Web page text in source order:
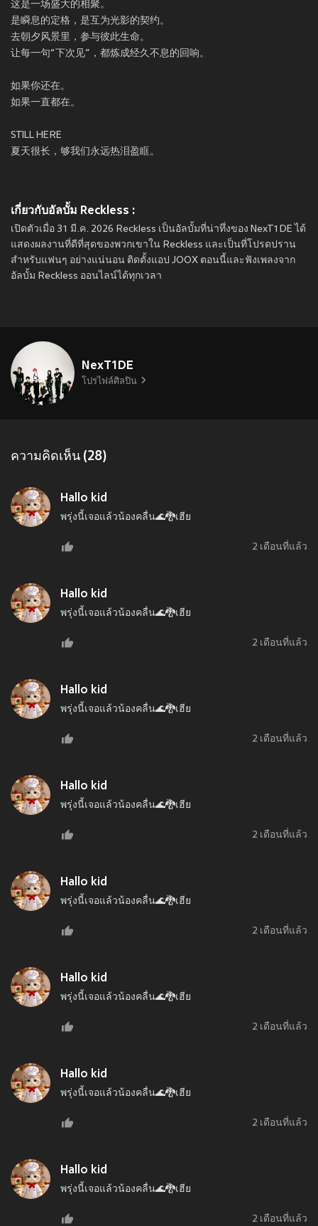
这是一场盛大的相聚。
是瞬息的定格，是互为光影的契约。
去朝夕风景里，参与彼此生命。
让每一句“下次见”，都炼成经久不息的回响。
如果你还在。
如果一直都在。
STILL HERE
夏天很长，够我们永远热泪盈眶。
เกี่ยวกับอัลบั้ม Reckless :
เปิดตัวเมื่อ 31 มี.ค. 2026 Reckless เป็นอัลบั้มที่น่าทึ่งของ NexT1DE ได้
แสดงผลงานที่ดีที่สุดของพวกเขาใน Reckless และเป็นที่โปรดปราน
สำหรับแฟนๆ อย่างแน่นอน ติดตั้งแอป JOOX ตอนนี้และฟังเพลงจาก
อัลบั้ม Reckless ออนไลน์ได้ทุกเวลา
NexT1DE
โปรไฟล์ศิลปิน
ความคิดเห็น (28)
Hallo kid
พรุ่งนี้เจอแล้วน้องคลื่น🌊🐉เฮีย
2 เดือนที่แล้ว
Hallo kid
พรุ่งนี้เจอแล้วน้องคลื่น🌊🐉เฮีย
2 เดือนที่แล้ว
Hallo kid
พรุ่งนี้เจอแล้วน้องคลื่น🌊🐉เฮีย
2 เดือนที่แล้ว
Hallo kid
พรุ่งนี้เจอแล้วน้องคลื่น🌊🐉เฮีย
2 เดือนที่แล้ว
Hallo kid
พรุ่งนี้เจอแล้วน้องคลื่น🌊🐉เฮีย
2 เดือนที่แล้ว
Hallo kid
พรุ่งนี้เจอแล้วน้องคลื่น🌊🐉เฮีย
2 เดือนที่แล้ว
Hallo kid
พรุ่งนี้เจอแล้วน้องคลื่น🌊🐉เฮีย
2 เดือนที่แล้ว
Hallo kid
พรุ่งนี้เจอแล้วน้องคลื่น🌊🐉เฮีย
2 เดือนที่แล้ว